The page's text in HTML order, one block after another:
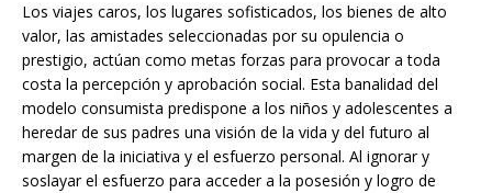
Los viajes caros, los lugares sofisticados, los bienes de alto
valor, las amistades seleccionadas por su opulencia o
prestigio, actúan como metas forzas para provocar a toda
costa la percepción y aprobación social. Esta banalidad del
modelo consumista predispone a los niños y adolescentes a
heredar de sus padres una visión de la vida y del futuro al
margen de la iniciativa y el esfuerzo personal. Al ignorar y
soslayar el esfuerzo para acceder a la posesión y logro de